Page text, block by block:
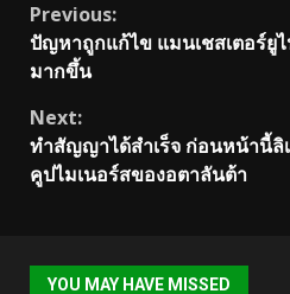
Continue
Reading
Previous:
ปัญหาถูกแก้ไข แมนเชสเตอร์ยู
มากขึ้น
Next:
ทำสัญญาได้สำเร็จ ก่อนหน้านี้ลิ
คูปไมเนอร์สของอตาลันต้า
YOU MAY HAVE MISSED